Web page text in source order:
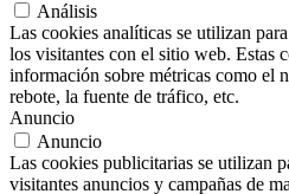
Análisis
Las cookies analíticas se utilizan
los visitantes con el sitio web. Estas
información sobre métricas como el
rebote, la fuente de tráfico, etc.
Anuncio
Anuncio
Las cookies publicitarias se utilizan
visitantes anuncios y campañas de